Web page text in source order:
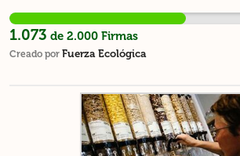
deportivas, turísticas y el
general. Es momentos de tomar
limpiar, no ensuciar y reciclar
1.073 de 2.000 Firmas
Creado por Fuerza Ecológica